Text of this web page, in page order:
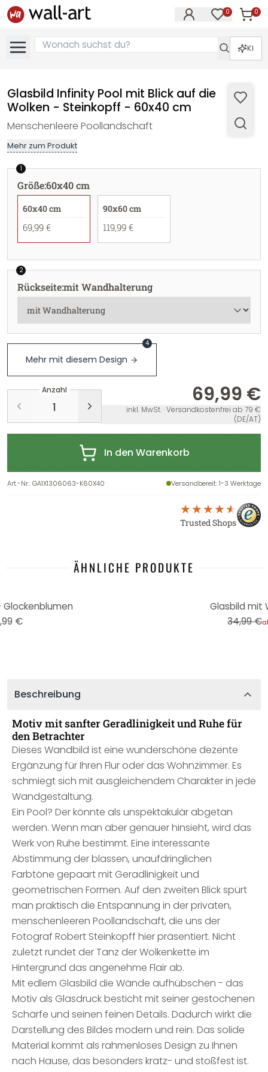
0 0
KI
Glasbild Infinity Pool mit Blick auf die
Wolken - Steinkopff - 60x40 cm
Menschenleere Poollandschaft
Mehr zum Produkt
1
Größe:60x40 cm
60x40 cm
69,99 €
90x60 cm
119,99 €
2
Rückseite:mit Wandhalterung
Mehr mit diesem Design
4
Anzahl 69,99 €
inkl. MwSt. · Versandkostenfrei ab 79 €
(DE/AT)
In den Warenkorb
Art.-Nr.:GA1X1306063-K60X40 Versandbereit: 1-3 Werktage
Trusted Shops
ÄHNLICHE PRODUKTE
€
Glasbild mit
34,99 €
Beschreibung
Motiv mit sanfter Geradlinigkeit und Ruhe für
den Betrachter
Dieses Wandbild ist eine wunderschöne dezente
Ergänzung für Ihren Flur oder das Wohnzimmer. Es
schmiegt sich mit ausgleichendem Charakter in jede
Wandgestaltung.
Ein Pool? Der könnte als unspektakulär abgetan
werden. Wenn man aber genauer hinsieht, wird das
Werk von Ruhe bestimmt. Eine interessante
Abstimmung der blassen, unaufdringlichen
Farbtöne gepaart mit Geradlinigkeit und
geometrischen Formen. Auf den zweiten Blick spürt
man praktisch die Entspannung in der privaten,
menschenleeren Poollandschaft, die uns der
Fotograf Robert Steinkopff hier präsentiert. Nicht
zuletzt rundet der Tanz der Wolkenkette im
Hintergrund das angenehme Flair ab.
Mit edlem Glasbild die Wände aufhübschen - das
Motiv als Glasdruck besticht mit seiner gestochenen
Schärfe und seinen feinen Details. Dadurch wirkt die
Darstellung des Bildes modern und rein. Das solide
Material kommt als rahmenloses Design zu Ihnen
nach Hause, das besonders kratz- und stoßfest ist.